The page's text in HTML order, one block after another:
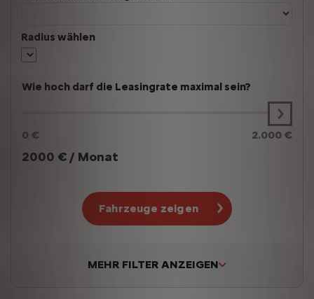
Radius wählen
Wie hoch darf die Leasingrate maximal sein?
0 € 2.000 €
2000 € / Monat
Fahrzeuge zeigen
MEHR FILTER ANZEIGEN